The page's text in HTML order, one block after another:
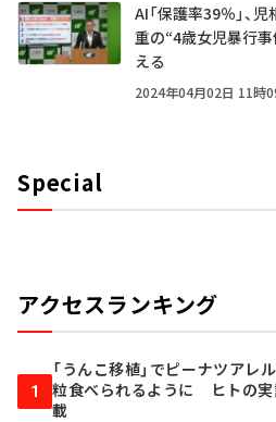
AI「保護率39％」
重の“4歳女児暴行
える
2024年04月02日 11時
Special
アクセスランキング
1
「うんこ移植」でピーナツアレ
粒食べられるように ヒトの
載